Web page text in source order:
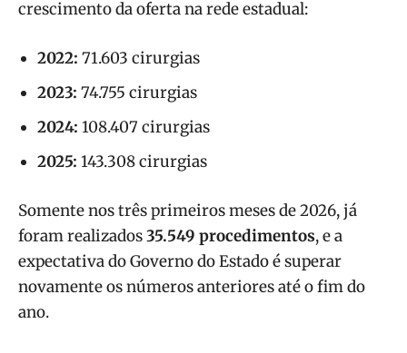
crescimento da oferta na rede estadual:
2022: 71.603 cirurgias
2023: 74.755 cirurgias
2024: 108.407 cirurgias
2025: 143.308 cirurgias
Somente nos três primeiros meses de 2026, já
foram realizados35.549 procedimentos, e a
expectativa do Governo do Estado é superar
novamente os números anteriores até o fim do
ano.